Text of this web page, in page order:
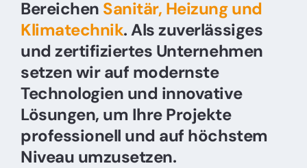
Bereichen Sanitär, Heizung und
Klimatechnik. Als zuverlässiges
und zertifiziertes Unternehmen
setzen wir auf modernste
Technologien und innovative
Lösungen, um Ihre Projekte
professionell und auf höchstem
Niveau umzusetzen.